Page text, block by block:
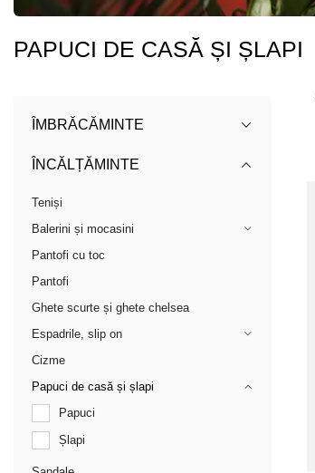
PAPUCI DE CASĂ ȘI ȘLAPI
ÎMBRĂCĂMINTE
ÎNCĂLȚĂMINTE
Teniși
Balerini și mocasini
Pantofi cu toc
Pantofi
Ghete scurte și ghete chelsea
Espadrile, slip on
Cizme
Papuci de casă și șlapi
Papuci
Șlapi